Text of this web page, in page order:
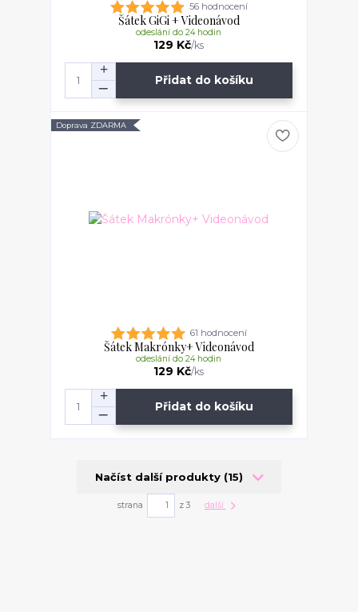
56 hodnocení
Šátek GiGi + Videonávod
129 Kč/ks
odeslání do 24 hodin
Přidat do košíku
Doprava ZDARMA
61 hodnocení
Šátek Makrónky+ Videonávod
129 Kč/ks
odeslání do 24 hodin
Přidat do košíku
Načíst další produkty (15)
strana z 3 další